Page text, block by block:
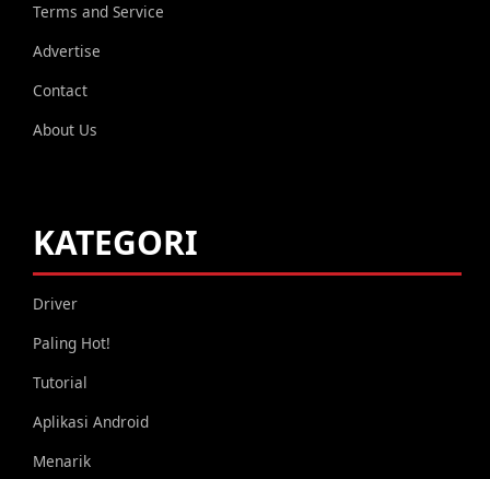
Terms and Service
Advertise
Contact
About Us
KATEGORI
Driver
Paling Hot!
Tutorial
Aplikasi Android
Menarik